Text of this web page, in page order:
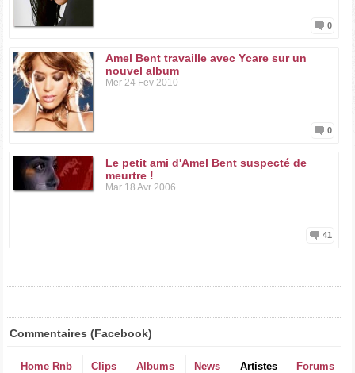
0
Amel Bent travaille avec Ycare sur un
nouvel album
Mer 24 Fev 2010
0
Le petit ami d'Amel Bent suspecté de
meurtre !
Mar 18 Avr 2006
41
Commentaires (Facebook)
Home Rnb Clips Albums News Artistes Forums